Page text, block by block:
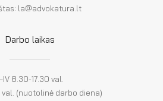
la@advokatura.lt
Darbo laikas
8.30-17.30 val.
val. (nuotolinė darbo diena)